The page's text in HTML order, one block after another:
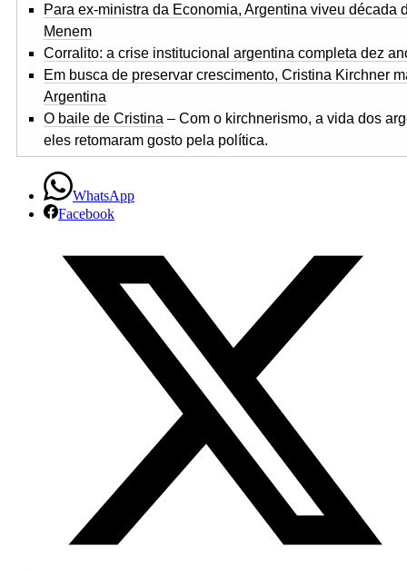
Para ex-ministra da Economia, Argentina viveu década
Menem
Corralito: a crise institucional argentina completa dez
Em busca de preservar crescimento, Cristina Kirchner
Argentina
O baile de Cristina – Com o kirchnerismo, a vida dos
eles retomaram gosto pela política.
WhatsApp
Facebook